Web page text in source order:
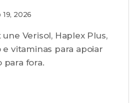
19, 2026
Verisol, Haplex Plus,
vitaminas para apoiar
para fora.